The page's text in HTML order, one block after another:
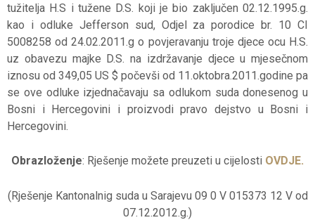
tužitelja H.S i tužene D.S. koji je bio zaključen 02.12.1995.g.
kao i odluke Jefferson sud, Odjel za porodice br. 10 CI
5008258 od 24.02.2011.g o povjeravanju troje djece ocu H.S.
uz obavezu majke D.S. na izdržavanje djece u mjesečnom
iznosu od 349,05 US $ počevši od 11.oktobra.2011.godine pa
se ove odluke izjednačavaju sa odlukom suda donesenog u
Bosni i Hercegovini i proizvodi pravo dejstvo u Bosni i
Hercegovini.
Obrazloženje: Rješenje možete preuzeti u cijelosti OVDJE.
(Rješenje Kantonalnig suda u Sarajevu 09 0 V 015373 12 V od
07.12.2012.g.)